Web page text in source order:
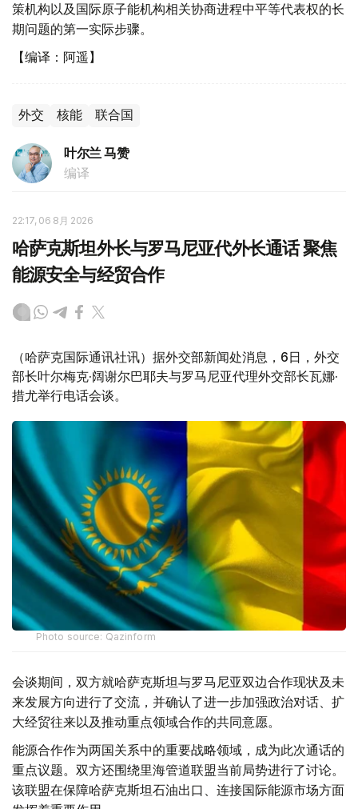
策机构以及国际原子能机构相关协商进程中平等代表权的长
期问题的第一实际步骤。
【编译：阿遥】
外交 核能 联合国
叶尔兰 马赞
编译
22:17, 06 8月 2026
哈萨克斯坦外长与罗马尼亚代外长通话 聚焦
能源安全与经贸合作
（哈萨克国际通讯社讯）据外交部新闻处消息，6日，外交
部长叶尔梅克·阔谢尔巴耶夫与罗马尼亚代理外交部长瓦娜·
措尤举行电话会谈。
Photo source: Qazinform
会谈期间，双方就哈萨克斯坦与罗马尼亚双边合作现状及未
来发展方向进行了交流，并确认了进一步加强政治对话、扩
大经贸往来以及推动重点领域合作的共同意愿。
能源合作作为两国关系中的重要战略领域，成为此次通话的
重点议题。双方还围绕里海管道联盟当前局势进行了讨论。
该联盟在保障哈萨克斯坦石油出口、连接国际能源市场方面